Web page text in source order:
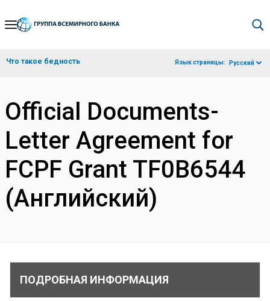
Skip
Navigation
Что такое бедность Язык страницы: Русский
Official Documents-
Letter Agreement for
FCPF Grant TF0B6544
(Английский)
ПОДРОБНАЯ ИНФОРМАЦИЯ